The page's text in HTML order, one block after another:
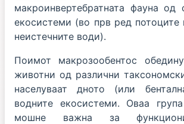
макроинвертебратната фауна од
екосистеми (во прв ред потоците
неистечните води).
Поимот макрозообентос
животни од различни
населуваат дното (или
водните екосистеми. Оваа
мошне важна за